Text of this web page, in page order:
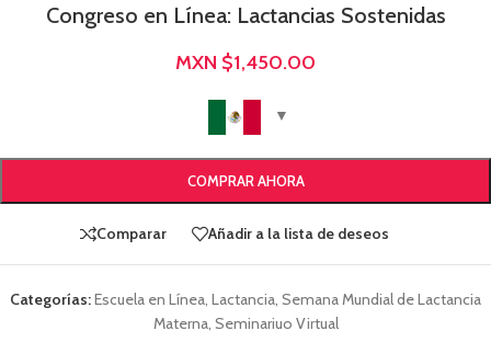
Congreso en Línea: Lactancias Sostenidas
MXN $1,450.00
COMPRAR AHORA
Comparar Añadir a la lista de deseos
Categorías:Escuela en Línea Lactancia Semana Mundial de Lactancia
Materna, Seminariuo Virtual